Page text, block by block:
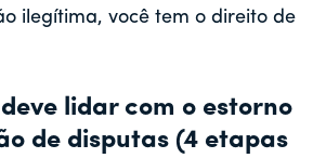
ilegítima, você tem o direito de
lidar com o estorno
de disputas (4 etapas